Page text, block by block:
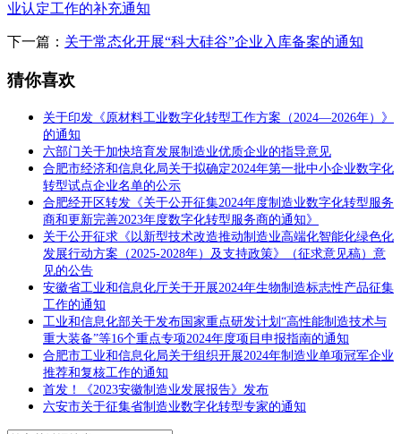
业认定工作的补充通知
下一篇： 关于常态化开展“科大硅谷”企业入库备案的通知
猜你喜欢
关于印发《原材料工业数字化转型工作方案（2024—2026年）》
的通知
六部门关于加快培育发展制造业优质企业的指导意见
合肥市经济和信息化局关于拟确定2024年第一批中小企业数字化
转型试点企业名单的公示
合肥经开区转发《关于公开征集2024年度制造业数字化转型服务
商和更新完善2023年度数字化转型服务商的通知》
关于公开征求《以新型技术改造推动制造业高端化智能化绿色化
发展行动方案（2025-2028年）及支持政策》（征求意见稿）意
见的公告
安徽省工业和信息化厅关于开展2024年生物制造标志性产品征集
工作的通知
工业和信息化部关于发布国家重点研发计划“高性能制造技术与
重大装备”等16个重点专项2024年度项目申报指南的通知
合肥市工业和信息化局关于组织开展2024年制造业单项冠军企业
推荐和复核工作的通知
首发！《2023安徽制造业发展报告》发布
六安市关于征集省制造业数字化转型专家的通知